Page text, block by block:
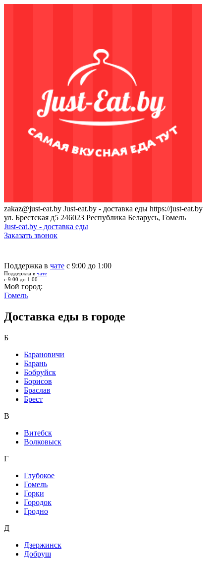
zakaz@just-eat.by Just-eat.by - доставка еды https://just-eat.by
ул. Брестская д5 246023 Республика Беларусь, Гомель
Just-eat.by - доставка еды
Заказать звонок
Поддержка в чате с 9:00 до 1:00
Поддержка в чате
с 9:00 до 1:00
Мой город:
Гомель
Доставка еды в городе
Б
Барановичи
Барань
Бобруйск
Борисов
Браслав
Брест
В
Витебск
Волковыск
Г
Глубокое
Гомель
Горки
Городок
Гродно
Д
Дзержинск
Добруш